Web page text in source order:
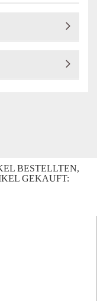
BESTELLTEN,
GEKAUFT: